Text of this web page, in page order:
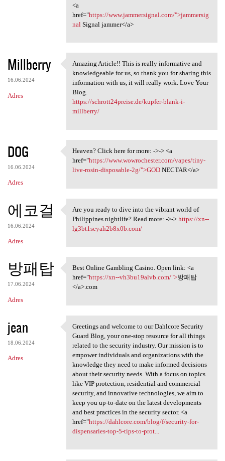
<a
href="https://www.jammersignal.com/">jammersig
nal Signal jammer</a>
Millberry
16.06.2024
Adres
Amazing Article!! This is
Amazing Article!! This is really informative and
knowledgeable for us, so thank you for sharing this
information with us, it will really work. Love Your
Blog.
https://schrott24preise.de/kupfer-blank-i-
millberry/
DOG
16.06.2024
Adres
Heaven? Click here for more:
Heaven? Click here for more: ->-> <a
href="https://www.wowrochester.com/vapes/tiny-
live-rosin-disposable-2g/">GODNECTAR</a>
에코걸
16.06.2024
Adres
Are you ready to dive into
Are you ready to dive into the vibrant world of
Philippines nightlife? Read more: ->-> https://xn--
lg3bt1seyah2b8x0b.com/
방패탑
17.06.2024
Adres
Best Online Gambling Casino.
Best Online Gambling Casino. Open link: <a
href="https://xn--vh3bu19alvb.com/">방패탑
</a>.com
jean
18.06.2024
Adres
Greetings and welcome to our
Greetings and welcome to our Dahlcore Security
Guard Blog, your one-stop resource for all things
related to the security industry. Our mission is to
empower individuals and organizations with the
knowledge they need to make informed decisions
about their security needs. With a focus on topics
like VIP protection, residential and commercial
security, and innovative technologies, we aim to
keep you up-to-date on the latest developments
and best practices in the security sector. <a
href="https://dahlcore.com/blog/f/security-for-
dispensaries-top-5-tips-to-prot...